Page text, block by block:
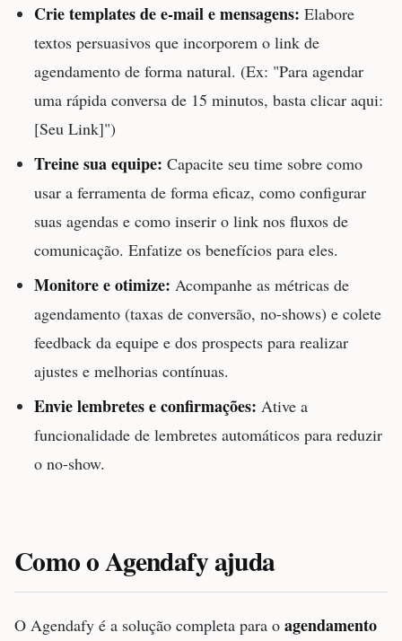
Crie templates de e-mail e mensagens: Elabore
textos persuasivos que incorporem o link de
agendamento de forma natural. (Ex: "Para agendar
uma rápida conversa de 15 minutos, basta clicar aqui:
[Seu Link]")
Treine sua equipe: Capacite seu time sobre como
usar a ferramenta de forma eficaz, como configurar
suas agendas e como inserir o link nos fluxos de
comunicação. Enfatize os benefícios para eles.
Monitore e otimize: Acompanhe as métricas de
agendamento (taxas de conversão, no-shows) e colete
feedback da equipe e dos prospects para realizar
ajustes e melhorias contínuas.
Envie lembretes e confirmações: Ative a
funcionalidade de lembretes automáticos para reduzir
o no-show.
Como o Agendafy ajuda
O Agendafy é a solução completa para o agendamento